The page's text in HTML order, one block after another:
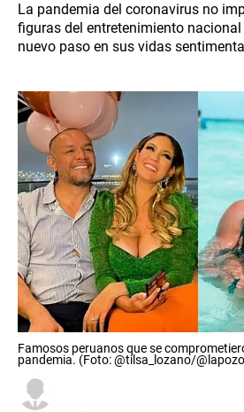
La pandemia del coronavirus no
figuras del entretenimiento
nuevo paso en sus vidas
Famosos peruanos que se
pandemia. (Foto: @tilsa_lozano/